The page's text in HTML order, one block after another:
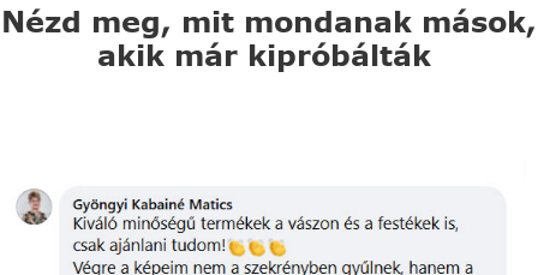
Nézd meg, mit mondanak mások,
akik már kipróbálták